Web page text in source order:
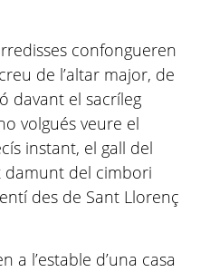
confongueren
de l’altar major, de
davant el sacríleg
volgués veure el
instant, el gall del
del cimbori
des de Sant Llorenç
a l’estable d’una casa